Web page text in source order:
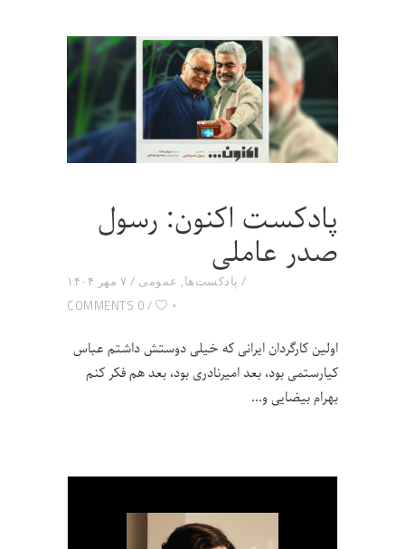
پادکست اکنون: رسول
صدر عاملی
۷ مهر ۱۴۰۴ پادکست‌ها, عمومی
0 COMMENTS
۰
اولین کارگردان ایرانی که خیلی دوستش داشتم عباس
کیارستمی بود، بعد امیرنادری بود، بعد هم فکر کنم
بهرام بیضایی و